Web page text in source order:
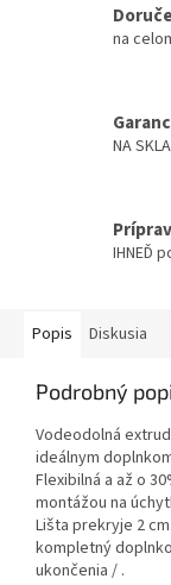
na
NA
IHNEĎ
Popis Diskusia
Podrobný
Vodeodolná
ideálnym
Flexibilná a až o
montážou na
Lišta prekryje 2
kompletný
ukončenia / .